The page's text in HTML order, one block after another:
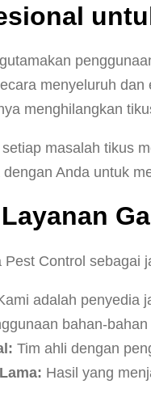
menyeluruh
menghilangkan
masalah tikus
Anda untuk
Control sebagai
adalah penyedia
bahan-
Tim ahli dengan
Hasil yang